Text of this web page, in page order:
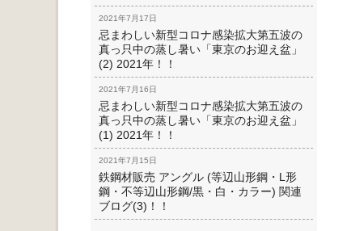
2021年7月17日
忌まわしい新型コロナ感染拡大第五波の
真っ只中の蒸し暑い「東京のお迎え盆」
(2) 2021年！！
2021年7月16日
忌まわしい新型コロナ感染拡大第五波の
真っ只中の蒸し暑い「東京のお迎え盆」
(1) 2021年！！
2021年7月15日
鉄鋼材販売 アングル (等辺山形鋼・L形
鋼・不等辺山形鋼/黒・白・カラー) 関連
ブログ(3)！！